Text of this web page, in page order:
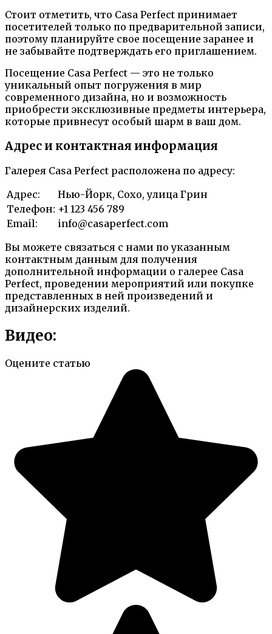
Стоит отметить, что Casa Perfect принимает
посетителей только по предварительной записи,
поэтому планируйте свое посещение заранее и
не забывайте подтверждать его приглашением.
Посещение Casa Perfect — это не только
уникальный опыт погружения в мир
современного дизайна, но и возможность
приобрести эксклюзивные предметы интерьера,
которые привнесут особый шарм в ваш дом.
Адрес и контактная информация
Галерея Casa Perfect расположена по адресу:
Адрес:
Нью-Йорк, Сохо, улица Грин
Телефон: +1 123 456 789
Email:
info@casaperfect.com
Вы можете связаться с нами по указанным
контактным данным для получения
дополнительной информации о галерее Casa
Perfect, проведении мероприятий или покупке
представленных в ней произведений и
дизайнерских изделий.
Видео:
Оцените статью